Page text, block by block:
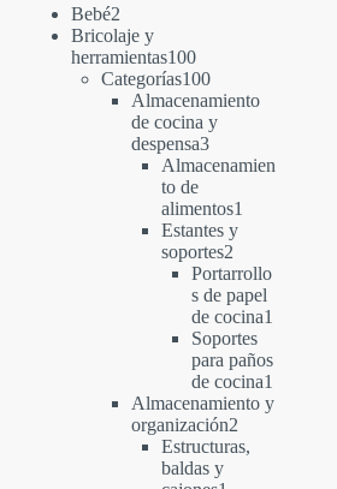
Bebé22
productos
Bricolaje y
herramientas100100
productos
Categorías100100
productos
Almacenamiento
de cocina y
despensa33
productos
Almacenamien
to de
alimentos1
Estantes y
soportes22
productos
Portarrollo
s de papel
de cocina1
Soportes
para paños
de cocina1
producto
Almacenamiento y
organización22
productos
Estructuras,
baldas y